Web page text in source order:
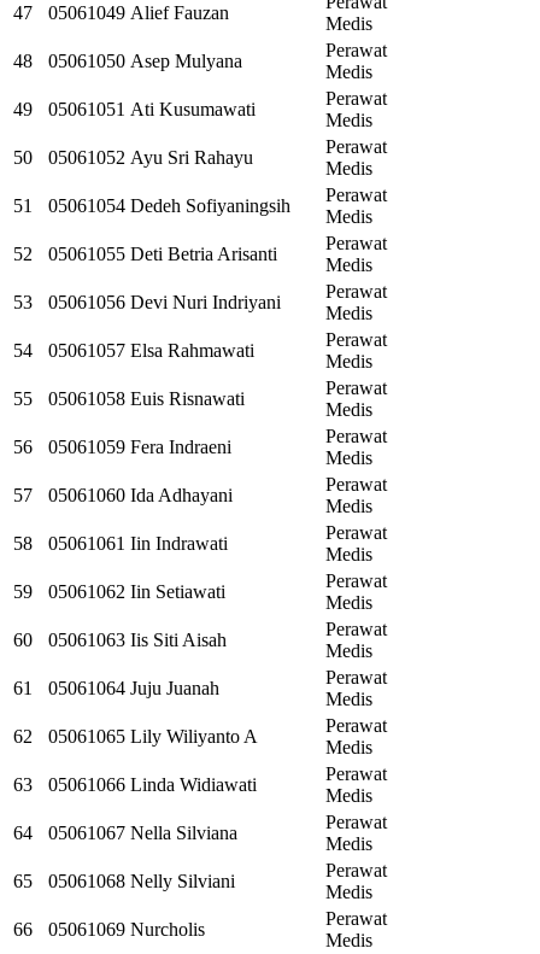
47 05061049 Alief Fauzan
Medis
48
05061050 Asep Mulyana
Perawat
Medis
49
05061051 Ati Kusumawati
Perawat
Medis
50
05061052 Ayu Sri Rahayu
Perawat
Medis
51
05061054 Dedeh Sofiyaningsih
Perawat
Medis
52
05061055 Deti Betria Arisanti
Perawat
Medis
53
05061056 Devi Nuri Indriyani
Perawat
Medis
54
05061057 Elsa Rahmawati
Perawat
Medis
55
05061058 Euis Risnawati
Perawat
Medis
56
05061059 Fera Indraeni
Perawat
Medis
57
05061060 Ida Adhayani
Perawat
Medis
58
05061061 Iin Indrawati
Perawat
Medis
59
05061062 Iin Setiawati
Perawat
Medis
60
05061063 Iis Siti Aisah
Perawat
Medis
61
05061064 Juju Juanah
Perawat
Medis
62
05061065 Lily Wiliyanto A
Perawat
Medis
63
05061066 Linda Widiawati
Perawat
Medis
64
05061067 Nella Silviana
Perawat
Medis
65
05061068 Nelly Silviani
Perawat
Medis
66
05061069 Nurcholis
Perawat
Medis